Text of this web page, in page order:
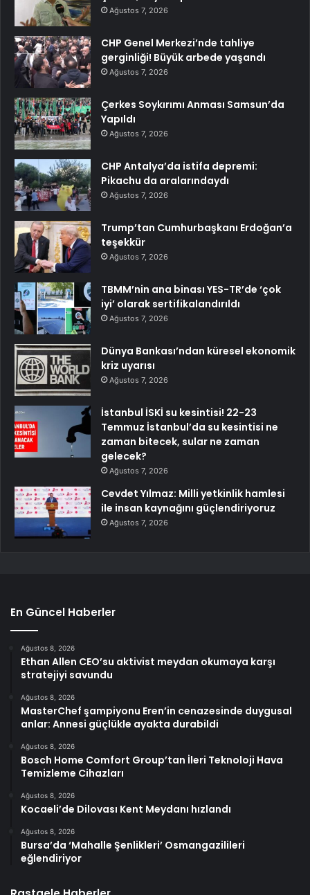
Ağustos 7, 2026
CHP Genel Merkezi’nde tahliye
gerginliği! Büyük arbede yaşandı
Ağustos 7, 2026
Çerkes Soykırımı Anması Samsun’da
Yapıldı
Ağustos 7, 2026
CHP Antalya’da istifa depremi:
Pikachu da aralarındaydı
Ağustos 7, 2026
Trump’tan Cumhurbaşkanı Erdoğan’a
teşekkür
Ağustos 7, 2026
TBMM’nin ana binası YES-TR’de ‘çok
iyi’ olarak sertifikalandırıldı
Ağustos 7, 2026
Dünya Bankası’ndan küresel ekonomik
kriz uyarısı
Ağustos 7, 2026
İstanbul İSKİ su kesintisi! 22-23
Temmuz İstanbul’da su kesintisi ne
zaman bitecek, sular ne zaman
gelecek?
Ağustos 7, 2026
Cevdet Yılmaz: Milli yetkinlik hamlesi
ile insan kaynağını güçlendiriyoruz
Ağustos 7, 2026
En Güncel Haberler
Ağustos 8, 2026
Ethan Allen CEO’su aktivist meydan okumaya karşı
stratejiyi savundu
Ağustos 8, 2026
MasterChef şampiyonu Eren’in cenazesinde duygusal
anlar: Annesi güçlükle ayakta durabildi
Ağustos 8, 2026
Bosch Home Comfort Group’tan İleri Teknoloji Hava
Temizleme Cihazları
Ağustos 8, 2026
Kocaeli’de Dilovası Kent Meydanı hızlandı
Ağustos 8, 2026
Bursa’da ‘Mahalle Şenlikleri’ Osmangazilileri
eğlendiriyor